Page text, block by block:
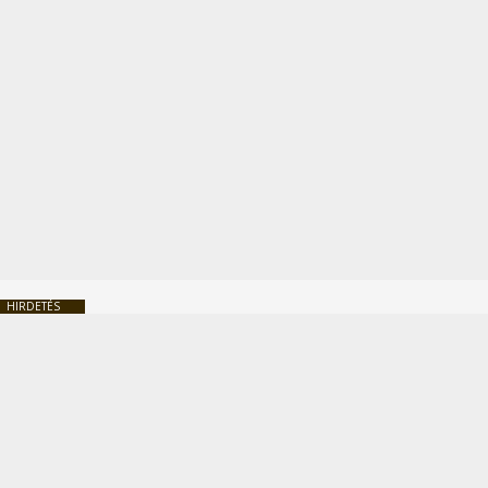
HIRDETÉS